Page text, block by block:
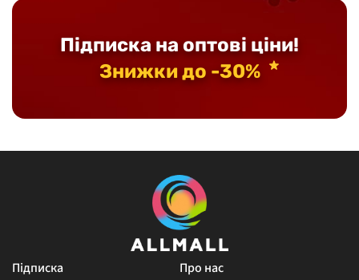
Підписка на оптові ціни!
Знижки до -30%
Підписка
Про нас